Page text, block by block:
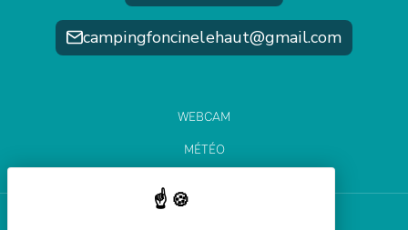
campingfoncinelehaut@gmail.com
WEBCAM
MÉTÉO